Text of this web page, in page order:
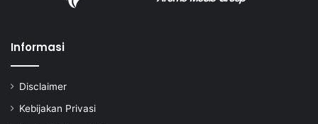
Informasi
Disclaimer
Kebijakan Privasi